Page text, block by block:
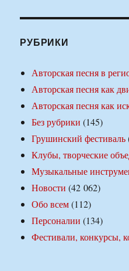
РУБРИКИ
Авторская песня в
Авторская песня как
Авторская песня как
Без рубрики (145)
Грушинский фестиваль
Клубы, творческие
Музыкальные
Новости (42 062)
Обо всем(112)
Персоналии (134)
Фестивали, конкурсы,